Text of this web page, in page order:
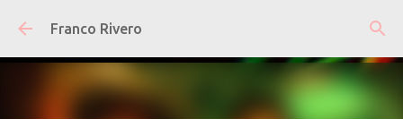
Ir al contenido principal
Franco Rivero